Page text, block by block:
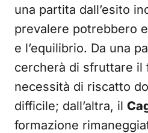
una partita dall’esito
prevalere potrebbero
e l’equilibrio. Da una
cercherà di sfruttare il
necessità di riscatto
difficile; dall’altra, il
formazione